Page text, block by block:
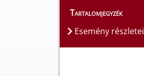
Tartalomjegyzék
Esemény részletei